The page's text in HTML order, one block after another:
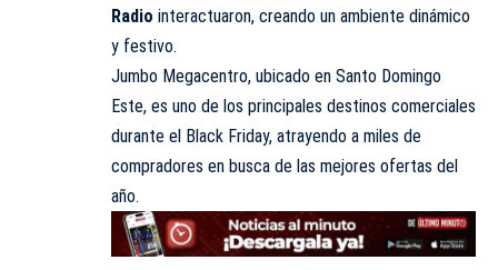
Radio interactuaron, creando un ambiente dinámico
y festivo.
Jumbo Megacentro, ubicado en Santo Domingo
Este, es uno de los principales destinos comerciales
durante el Black Friday, atrayendo a miles de
compradores en busca de las mejores ofertas del
año.